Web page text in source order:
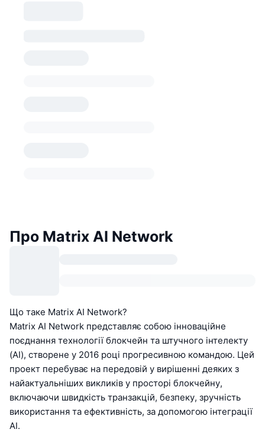
Про Matrix AI Network
Що таке Matrix AI Network?
Matrix AI Network представляє собою інноваційне
поєднання технології блокчейн та штучного інтелекту
(AI), створене у 2016 році прогресивною командою. Цей
проект перебуває на передовій у вирішенні деяких з
найактуальніших викликів у просторі блокчейну,
включаючи швидкість транзакцій, безпеку, зручність
використання та ефективність, за допомогою інтеграції
AI.